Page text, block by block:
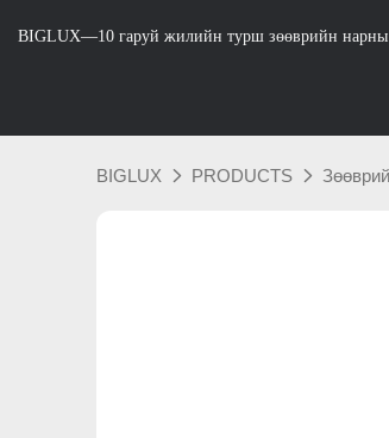
BIGLUX—10 гаруй жилийн турш зөөврийн нарны
BIGLUX PRODUCTS